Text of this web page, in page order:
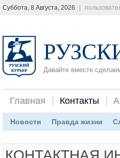
Суббота, 8 Августа, 2026
Давайте вместе
Главная Контакты
Новости Правда жизни